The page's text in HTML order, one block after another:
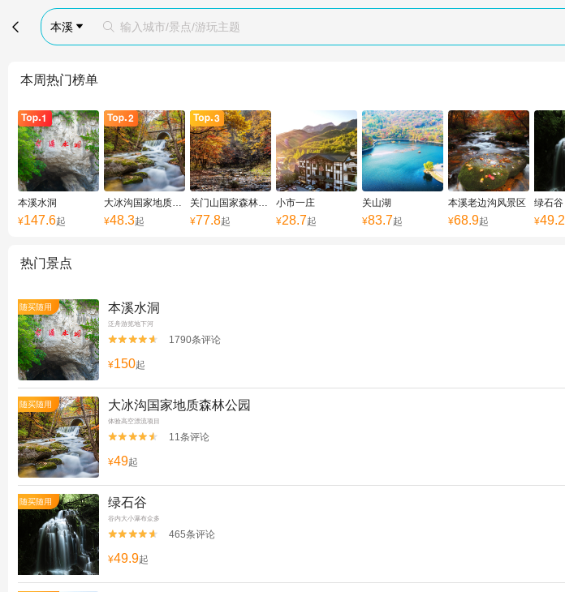
 本溪   输入城市/景点/游玩主题
本周热门榜单
本溪水洞
¥147.6起
大冰沟国家地质森林公园
¥48.3起
关门山国家森林公园
¥77.8起
小市一庄
¥28.7起
关山湖
¥83.7起
本溪老边沟风景区
¥68.9起
绿石谷
¥49.2
热门景点
随买随用 本溪水洞
泛舟游览地下河

 1790条评论
¥150起
随买随用 大冰沟国家地质森林公园
体验高空漂流项目

 11条评论
¥49起
随买随用 绿石谷
谷内大小瀑布众多

 465条评论
¥49.9起